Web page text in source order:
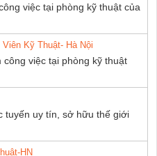
việc tại phòng kỹ thuật của
Kỹ Thuật- Hà Nội
việc tại phòng kỹ thuật
tuyến uy tín, sở hữu thế giới
HN